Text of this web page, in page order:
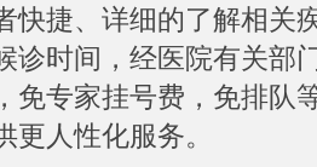
快捷、详细的了解相关
诊时间，经医院有关部
免专家挂号费，免排队
更人性化服务。